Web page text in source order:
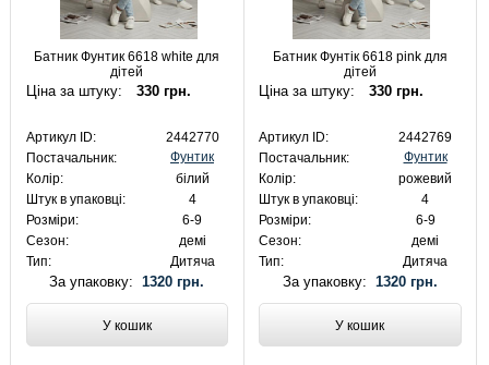
Батник Фунтик 6618 white для
дітей
Ціна за штуку: 330 грн.
Артикул ID:
2442770
Постачальник:
Фунтик
Колір:
білий
Штук в упаковці:
4
Розміри:
6-9
Сезон:
демі
Тип:
Дитяча
За упаковку:1320 грн.
У кошик
Батник Фунтік 6618 pink для
дітей
Ціна за штуку: 330 грн.
Артикул ID:
2442769
Постачальник:
Фунтик
Колір:
рожевий
Штук в упаковці:
4
Розміри:
6-9
Сезон:
демі
Тип:
Дитяча
За упаковку: 1320 грн.
У кошик